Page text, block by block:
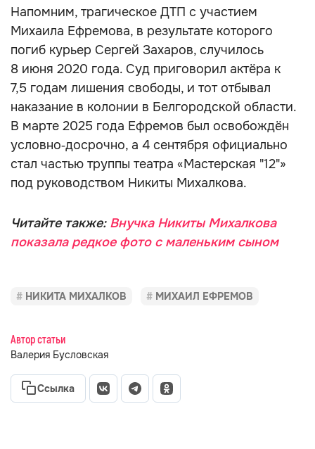
Напомним, трагическое ДТП с участием
Михаила Ефремова, в результате которого
погиб курьер Сергей Захаров, случилось
8 июня 2020 года. Суд приговорил актёра к
7,5 годам лишения свободы, и тот отбывал
наказание в колонии в Белгородской области.
В марте 2025 года Ефремов был освобождён
условно‑досрочно, а 4 сентября официально
стал частью труппы театра «Мастерская "12"»
под руководством Никиты Михалкова.
Читайте также: Внучка Никиты Михалкова
показала редкое фото с маленьким сыном
НИКИТА МИХАЛКОВ МИХАИЛ ЕФРЕМОВ
Автор статьи
Валерия Бусловская
Ссылка